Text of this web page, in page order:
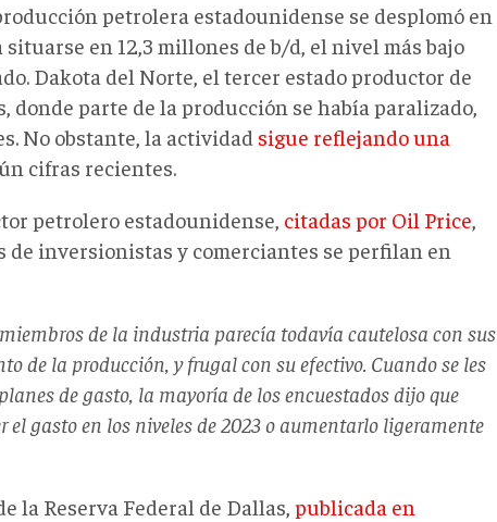
petrolera estadounidense se desplomó en
en 12,3 millones de b/d, el nivel más bajo
Dakota del Norte, el tercer estado productor de
donde parte de la producción se había paralizado,
No obstante, la actividad sigue reflejando una
cifras recientes.
petrolero estadounidense, citadas por Oil Price,
de inversionistas y comerciantes se perfilan en
de la industria parecía todavía cautelosa con sus
de la producción, y frugal con su efectivo. Cuando se les
de gasto, la mayoría de los encuestados dijo que
gasto en los niveles de 2023 o aumentarlo ligeramente
la Reserva Federal de Dallas, publicada en